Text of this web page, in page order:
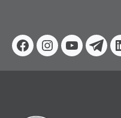
Facebook
Instagram
Youtube